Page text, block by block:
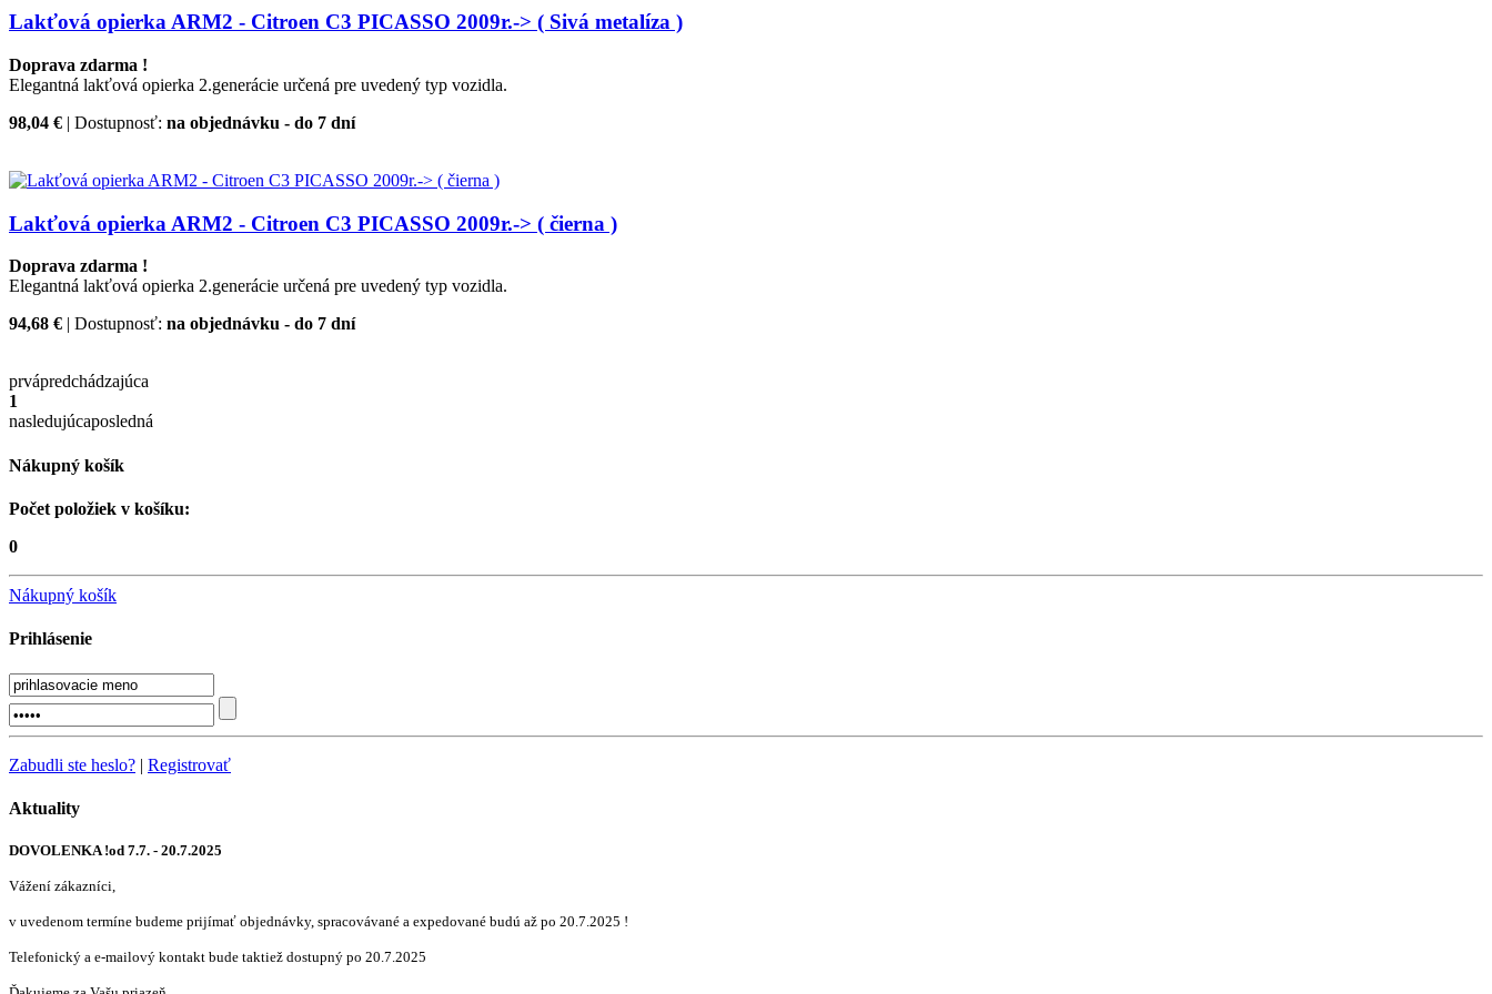
Lakťová opierka ARM2 - Citroen C3 PICASSO 2009r.-> ( Sivá metalíza )
Doprava zdarma !
Elegantná lakťová opierka 2.generácie určená pre uvedený typ vozidla.
98,04 € | Dostupnosť: na objednávku - do 7 dní
Lakťová opierka ARM2 - Citroen C3 PICASSO 2009r.-> ( čierna )
Doprava zdarma !
Elegantná lakťová opierka 2.generácie určená pre uvedený typ vozidla.
94,68 € | Dostupnosť: na objednávku - do 7 dní
prvápredchádzajúca
1
nasledujúcaposledná
Nákupný košík
Počet položiek v košíku:
0
Nákupný košík
Prihlásenie
Zabudli ste heslo? | Registrovať
Aktuality
DOVOLENKA !od 7.7. - 20.7.2025
Vážení zákazníci,
v uvedenom termíne budeme prijímať objednávky, spracovávané a expedované budú až po 20.7.2025 !
Telefonický a e-mailový kontakt bude taktiež dostupný po 20.7.2025